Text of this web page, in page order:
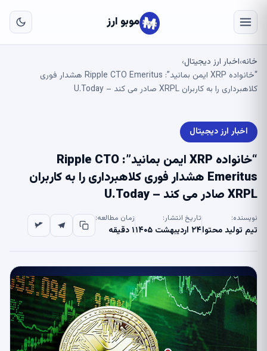
موبو ارز
خانه›اخبار ارز دیجیتال›
“خانواده XRP ایمن بمانید”: Ripple CTO Emeritus هشدار فوری
کلاهبرداری را به کاربران XRPL صادر می کند – U.Today
اخبار ارز دیجیتال
“خانواده XRP ایمن بمانید”: Ripple CTO
Emeritus هشدار فوری کلاهبرداری را به کاربران
XRPL صادر می کند – U.Today
نویسنده:
تیم تولید محتوا
تاریخ انتشار:
۲۴ اردیبهشت ۱۴۰۵
زمان مطالعه:
۱ دقیقه